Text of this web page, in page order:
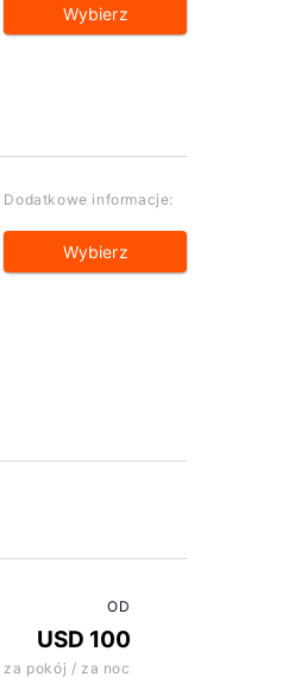
Wybierz
Dodatkowe informacje:
Wybierz
OD
USD 100
za pokój / za noc